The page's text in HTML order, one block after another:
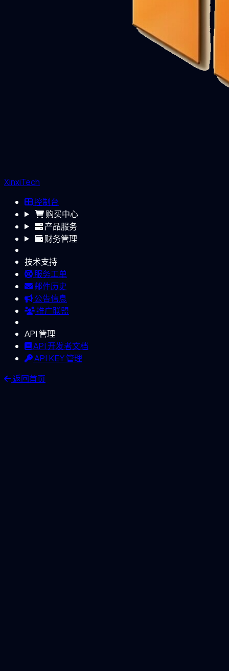
XinxiTech
控制台
购买中心
产品服务
财务管理
技术支持
服务工单
邮件历史
公告信息
推广联盟
API 管理
API 开发者文档
API KEY 管理
返回首页